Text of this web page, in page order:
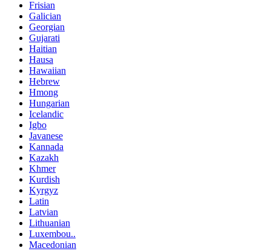
Frisian
Galician
Georgian
Gujarati
Haitian
Hausa
Hawaiian
Hebrew
Hmong
Hungarian
Icelandic
Igbo
Javanese
Kannada
Kazakh
Khmer
Kurdish
Kyrgyz
Latin
Latvian
Lithuanian
Luxembou..
Macedonian